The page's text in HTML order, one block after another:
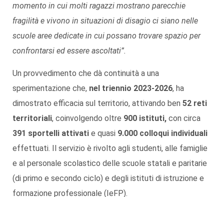
momento in cui molti ragazzi mostrano parecchie
fragilità e vivono in situazioni di disagio ci siano nelle
scuole aree dedicate in cui possano trovare spazio per
confrontarsi ed essere ascoltati”.
Un provvedimento che dà continuità a una
sperimentazione che, nel triennio 2023-2026, ha
dimostrato efficacia sul territorio, attivando ben 52 reti
territoriali, coinvolgendo oltre 900 istituti, con circa
391 sportelli attivati e quasi 9.000 colloqui individuali
effettuati. Il servizio è rivolto agli studenti, alle famiglie
e al personale scolastico delle scuole statali e paritarie
(di primo e secondo ciclo) e degli istituti di istruzione e
formazione professionale (IeFP).